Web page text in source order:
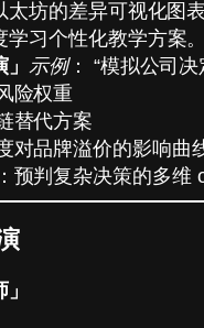
太坊的差异可视化图
学习个性化教学方案。
」示例： “模拟公司
险权重
替代方案
对品牌溢价的影响曲
预判复杂决策的多维